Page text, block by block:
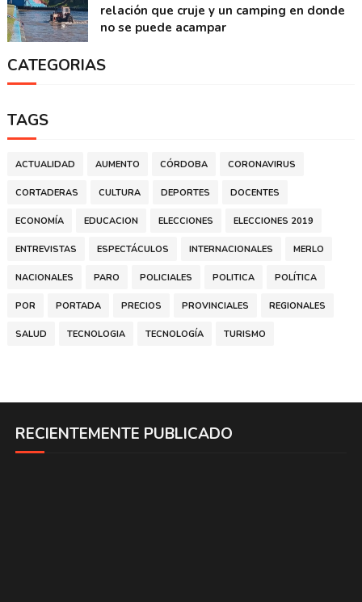
relación que cruje y un camping en donde
no se puede acampar
CATEGORIAS
TAGS
ACTUALIDAD AUMENTO CÓRDOBA CORONAVIRUS
CORTADERAS CULTURA DEPORTES DOCENTES
ECONOMÍA EDUCACION ELECCIONES ELECCIONES 2019
ENTREVISTAS ESPECTÁCULOS INTERNACIONALES MERLO
NACIONALES PARO POLICIALES POLITICA POLÍTICA
POR PORTADA PRECIOS PROVINCIALES REGIONALES
SALUD TECNOLOGIA TECNOLOGÍA TURISMO
RECIENTEMENTE PUBLICADO